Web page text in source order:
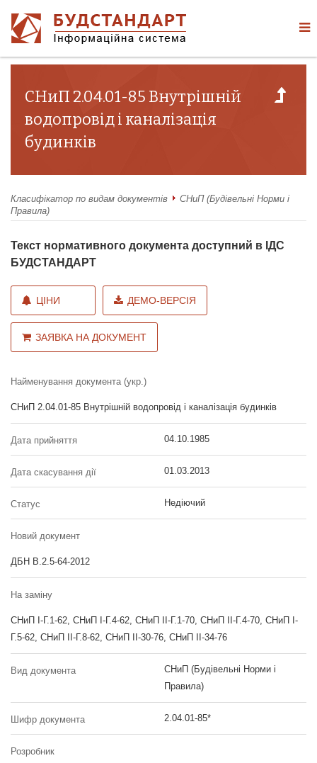
СНиП 2.04.01-85 Внутрішній
водопровід і каналізація
будинків
Класифікатор по видам документів
СНиП (Будівельні Норми і
Правила)
Текст нормативного документа доступний в ІДС
БУДСТАНДАРТ
ЦІНИ ДЕМО-ВЕРСІЯ
ЗАЯВКА НА ДОКУМЕНТ
Найменування документа (укр.)
СНиП 2.04.01-85 Внутрішній водопровід і каналізація будинків
Дата прийняття 04.10.1985
Дата скасування дії 01.03.2013
Статус Недіючий
Новий документ
ДБН В.2.5-64-2012
На заміну
СНиП І-Г.1-62, СНиП І-Г.4-62, СНиП ІІ-Г.1-70, СНиП ІІ-Г.4-70, СНиП І-
Г.5-62, СНиП ІІ-Г.8-62, СНиП ІІ-30-76, СНиП ІІ-34-76
Вид документа
СНиП (Будівельні Норми і
Правила)
Шифр документа 2.04.01-85*
Розробник